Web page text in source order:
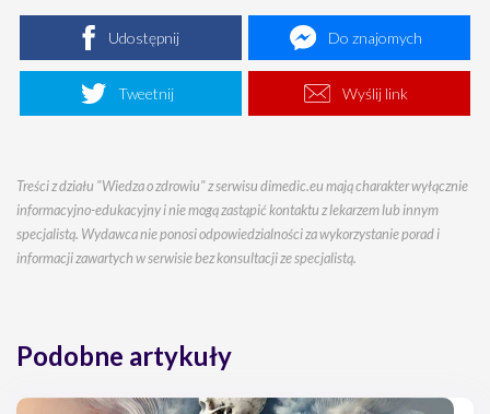
Udostępnij Do znajomych
Tweetnij Wyślij link
Treści z działu "Wiedza o zdrowiu" z serwisu dimedic.eu mają charakter wyłącznie
informacyjno-edukacyjny i nie mogą zastąpić kontaktu z lekarzem lub innym
specjalistą. Wydawca nie ponosi odpowiedzialności za wykorzystanie porad i
informacji zawartych w serwisie bez konsultacji ze specjalistą.
Podobne artykuły